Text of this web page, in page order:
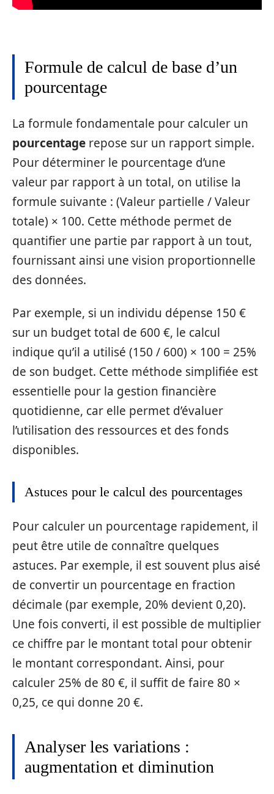
Formule de calcul de base d’un
pourcentage
La formule fondamentale pour calculer un
pourcentage repose sur un rapport simple.
Pour déterminer le pourcentage d’une
valeur par rapport à un total, on utilise la
formule suivante : (Valeur partielle / Valeur
totale) × 100. Cette méthode permet de
quantifier une partie par rapport à un tout,
fournissant ainsi une vision proportionnelle
des données.
Par exemple, si un individu dépense 150 €
sur un budget total de 600 €, le calcul
indique qu’il a utilisé (150 / 600) × 100 = 25%
de son budget. Cette méthode simplifiée est
essentielle pour la gestion financière
quotidienne, car elle permet d’évaluer
l’utilisation des ressources et des fonds
disponibles.
Astuces pour le calcul des pourcentages
Pour calculer un pourcentage rapidement, il
peut être utile de connaître quelques
astuces. Par exemple, il est souvent plus aisé
de convertir un pourcentage en fraction
décimale (par exemple, 20% devient 0,20).
Une fois converti, il est possible de multiplier
ce chiffre par le montant total pour obtenir
le montant correspondant. Ainsi, pour
calculer 25% de 80 €, il suffit de faire 80 ×
0,25, ce qui donne 20 €.
Analyser les variations :
augmentation et diminution